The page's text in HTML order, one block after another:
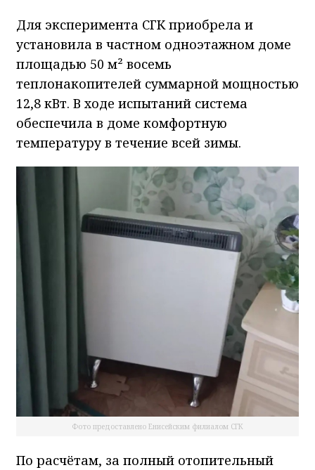
Для эксперимента СГК приобрела и
установила в частном одноэтажном доме
площадью 50 м² восемь
теплонакопителей суммарной мощностью
12,8 кВт. В ходе испытаний система
обеспечила в доме комфортную
температуру в течение всей зимы.
Фото предоставлено Енисейским филиалом СГК
По расчётам, за полный отопительный